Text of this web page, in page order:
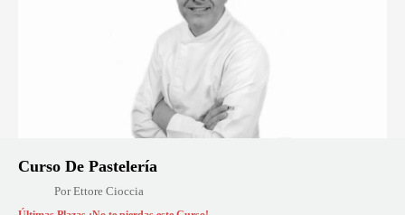
Curso De Pastelería
Por Ettore Cioccia